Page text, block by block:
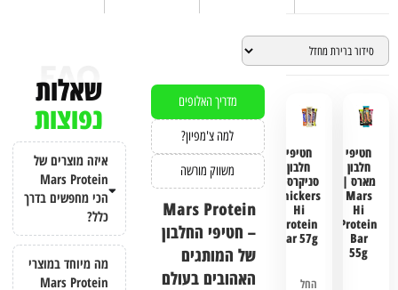
חטיפי
חלבון
מארס |
Mars
Hi
Protein
Bar
55g
חטיפי
חלבון
סניקרס |
Snickers
Hi
Protein
Bar 57g
החל
מדריך האלופים
למה צ'מפיון?
משווק מורשה
Mars Protein
– חטיפי החלבון
של המותגים
האהובים בעולם
שאלות
נפוצות
איזה מוצרים של
Mars Protein
הכי מחפשים בדרך
כלל?
מה מיוחד במוצרי
Mars Protein